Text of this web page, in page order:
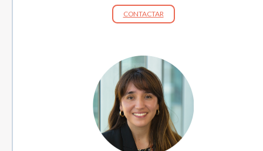
CONTACTAR